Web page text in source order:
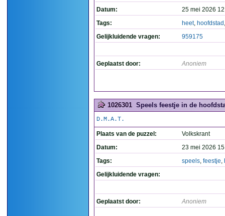
Datum:
25 mei 2026
Tags:
heet, hoofdstad
Gelijkluidende vragen:
959175
Geplaatst door: Anoniem
1026301 Speels feestje in de
D.M.A.T.
Plaats van de puzzel:
Volkskrant
Datum:
23 mei 2026
Tags:
speels, feestje,
Gelijkluidende vragen:
Geplaatst door: Anoniem